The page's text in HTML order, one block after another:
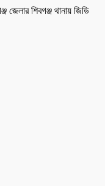
শিবগঞ্জ থানায় জিডি